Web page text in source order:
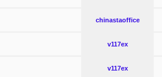
chinastaoffice
v117ex
v117ex